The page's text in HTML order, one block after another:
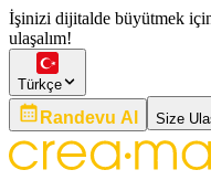
İşinizi dijitalde büyütmek
ulaşalım!
Türkçe
Randevu Al Size